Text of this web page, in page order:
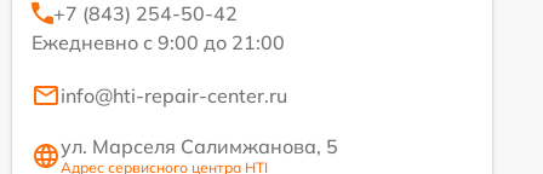
+7 (843) 254-50-42
Ежедневно с 9:00 до 21:00
info@hti-repair-center.ru
ул. Марселя Салимжанова, 5
Адрес сервисного центра HTI